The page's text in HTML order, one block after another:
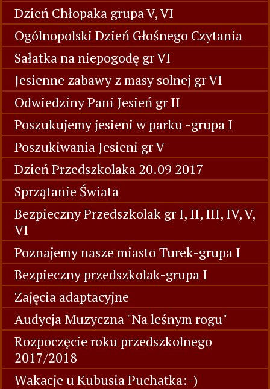
Dzień Chłopaka grupa V, VI
Ogólnopolski Dzień Głośnego Czytania
Sałatka na niepogodę gr VI
Jesienne zabawy z masy solnej gr VI
Odwiedziny Pani Jesień gr II
Poszukujemy jesieni w parku -grupa I
Poszukiwania Jesieni gr V
Dzień Przedszkolaka 20.09 2017
Sprzątanie Świata
Bezpieczny Przedszkolak gr I, II, III, IV, V,
VI
Poznajemy nasze miasto Turek-grupa I
Bezpieczny przedszkolak-grupa I
Zajęcia adaptacyjne
Audycja Muzyczna "Na leśnym rogu"
Rozpoczęcie roku przedszkolnego
2017/2018
Wakacje u Kubusia Puchatka:-)